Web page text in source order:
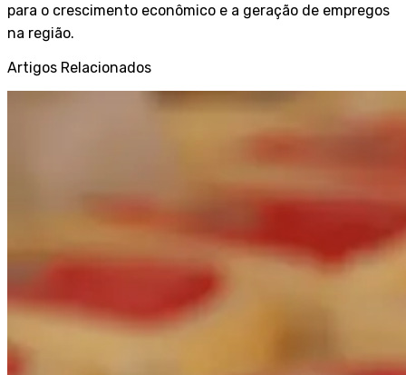
para o crescimento econômico e a geração de empregos
na região.
Artigos Relacionados